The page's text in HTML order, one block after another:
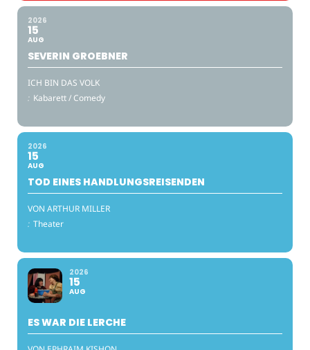
2026
15
AUG
SEVERIN GROEBNER
ICH BIN DAS VOLK
: Kabarett / Comedy
2026
15
AUG
TOD EINES HANDLUNGSREISENDEN
VON ARTHUR MILLER
: Theater
2026
15
AUG
ES WAR DIE LERCHE